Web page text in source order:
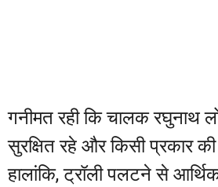
गनीमत रही कि चालक रघुनाथ
सुरक्षित रहे और किसी प्रकार
हालांकि, ट्रॉली पलटने से